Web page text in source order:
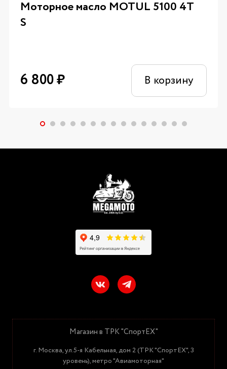
Моторное масло MOTUL 5100 4T
S
6 800₽ В корзину
Магазин в ТРК "СпортЕХ"
г. Москва, ул.5-я Кабельная, дом 2 (ТРК "СпортЕХ", 3
уровень), метро "Авиамоторная"